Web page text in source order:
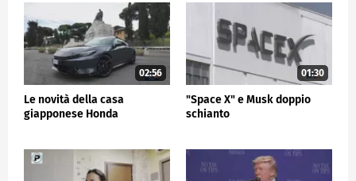
02:56
Le novità della casa
giapponese Honda
01:30
"Space X" e Musk doppio
schianto